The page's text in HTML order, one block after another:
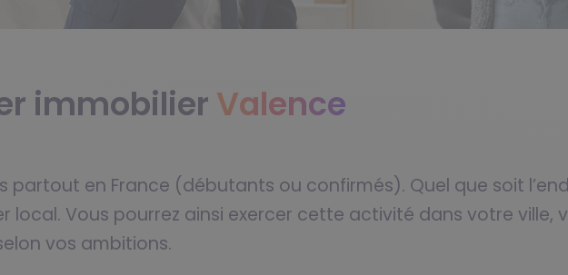
immobilier Valence
partout en France (débutants ou confirmés). Quel que soit
local. Vous pourrez ainsi exercer cette activité dans votre ville,
vos ambitions.